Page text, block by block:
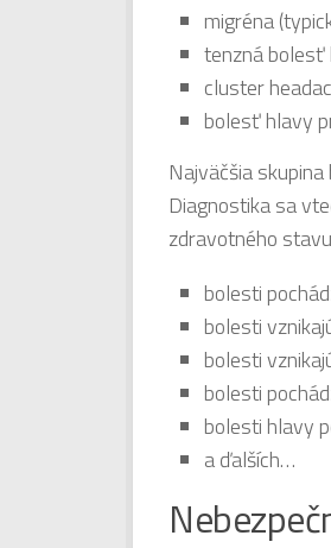
migréna
tenzná bolesť
cluster
bolesť hlavy
Najväčšia
Diagnostika sa
zdravotného
bolesti
bolesti
bolesti
bolesti
bolesti hlavy
a ďalších…